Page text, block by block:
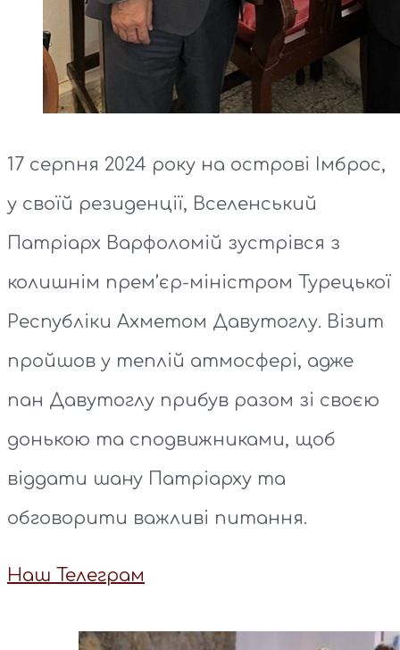
17 серпня 2024 року на острові Імброс,
у своїй резиденції, Вселенський
Патріарх Варфоломій зустрівся з
колишнім прем’єр-міністром Турецької
Республіки Ахметом Давутоглу. Візит
пройшов у теплій атмосфері, адже
пан Давутоглу прибув разом зі своєю
донькою та сподвижниками, щоб
віддати шану Патріарху та
обговорити важливі питання.
Наш Телеграм